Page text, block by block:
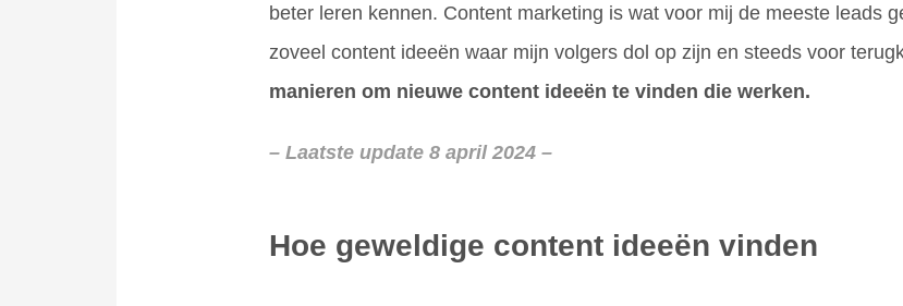
beter leren kennen. Content marketing is wat voor mij de meeste leads
zoveel content ideeën waar mijn volgers dol op zijn en steeds voor
manieren om nieuwe content ideeën te vinden die werken.
– Laatste update 8 april 2024 –
Hoe geweldige content ideeën vinden